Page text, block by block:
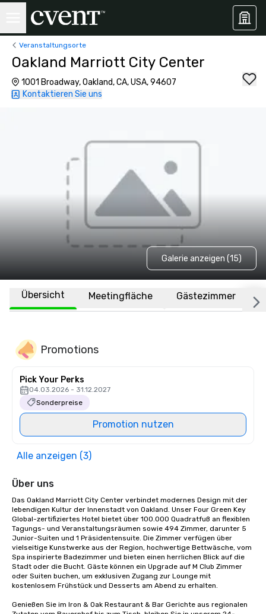
Veranstaltungsorte
Oakland Marriott City Center
1001 Broadway, Oakland, CA, USA, 94607
Kontaktieren Sie uns
Galerie anzeigen (15)
Übersicht Meetingfläche Gästezimmer
Promotions
Pick Your Perks
04.03.2026 - 31.12.2027
Sonderpreise
Promotion nutzen
Alle anzeigen (3)
Über uns
Das Oakland Marriott City Center verbindet modernes Design mit der
lebendigen Kultur der Innenstadt von Oakland. Unser Four Green Key
Global-zertifiziertes Hotel bietet über 100.000 Quadratfuß an flexiblen
Tagungs- und Veranstaltungsräumen sowie 494 Zimmer, darunter 5
Junior-Suiten und 1 Präsidentensuite. Die Zimmer verfügen über
vielseitige Kunstwerke aus der Region, hochwertige Bettwäsche, vom
Spa inspirierte Badezimmer und bieten einen herrlichen Blick auf die
Stadt oder die Bucht. Gäste können ein Upgrade auf M Club Zimmer
oder Suiten buchen, um exklusiven Zugang zur Lounge mit
kostenlosem Frühstück und Desserts am Abend zu erhalten.
Genießen Sie im Iron & Oak Restaurant & Bar Gerichte aus regionalen